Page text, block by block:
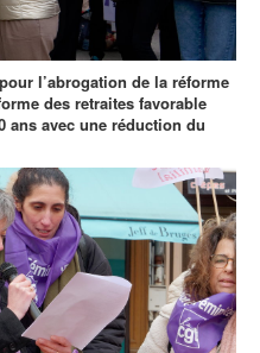
pour l’abrogation de la réforme
des retraites favorable
ans avec une réduction du